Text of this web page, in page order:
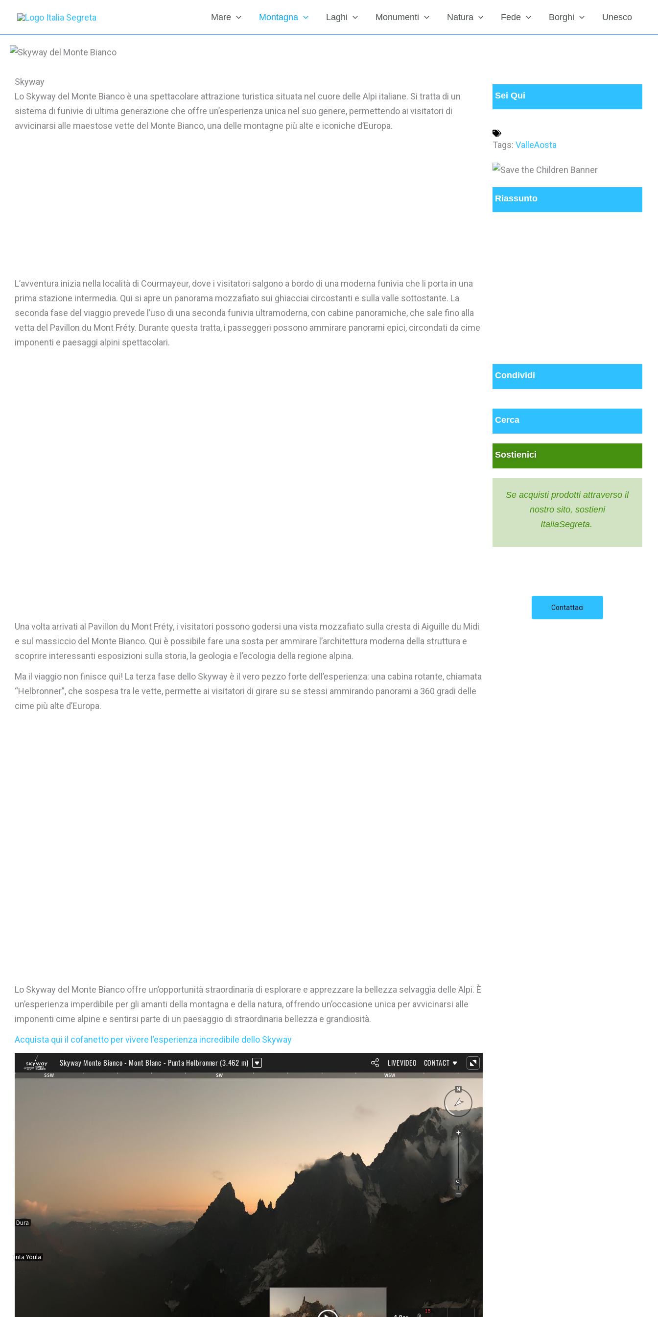
contenuto
Mare Montagna Laghi Monumenti Natura Fede Borghi Unesco
Skyway
Lo Skyway del Monte Bianco è una spettacolare attrazione turistica situata nel cuore delle Alpi italiane. Si tratta di un
sistema di funivie di ultima generazione che offre un’esperienza unica nel suo genere, permettendo ai visitatori di
avvicinarsi alle maestose vette del Monte Bianco, una delle montagne più alte e iconiche d’Europa.
L’avventura inizia nella località di Courmayeur, dove i visitatori salgono a bordo di una moderna funivia che li porta in una
prima stazione intermedia. Qui si apre un panorama mozzafiato sui ghiacciai circostanti e sulla valle sottostante. La
seconda fase del viaggio prevede l’uso di una seconda funivia ultramoderna, con cabine panoramiche, che sale fino alla
vetta del Pavillon du Mont Fréty. Durante questa tratta, i passeggeri possono ammirare panorami epici, circondati da cime
imponenti e paesaggi alpini spettacolari.
Una volta arrivati al Pavillon du Mont Fréty, i visitatori possono godersi una vista mozzafiato sulla cresta di Aiguille du Midi
e sul massiccio del Monte Bianco. Qui è possibile fare una sosta per ammirare l’architettura moderna della struttura e
scoprire interessanti esposizioni sulla storia, la geologia e l’ecologia della regione alpina.
Ma il viaggio non finisce qui! La terza fase dello Skyway è il vero pezzo forte dell’esperienza: una cabina rotante, chiamata
“Helbronner”, che sospesa tra le vette, permette ai visitatori di girare su se stessi ammirando panorami a 360 gradi delle
cime più alte d’Europa.
Lo Skyway del Monte Bianco offre un’opportunità straordinaria di esplorare e apprezzare la bellezza selvaggia delle Alpi. È
un’esperienza imperdibile per gli amanti della montagna e della natura, offrendo un’occasione unica per avvicinarsi alle
imponenti cime alpine e sentirsi parte di un paesaggio di straordinaria bellezza e grandiosità.
Acquista qui il cofanetto per vivere l’esperienza incredibile dello Skyway
Sei Qui
Tags: ValleAosta
Riassunto
Condividi
Cerca
Sostienici
Se acquisti prodotti attraverso il
nostro sito, sostieni
ItaliaSegreta.
Contattaci